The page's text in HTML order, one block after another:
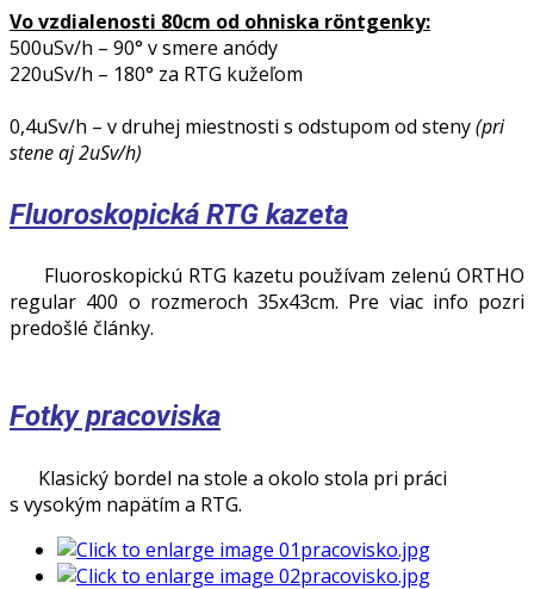
Vo vzdialenosti 80cm od ohniska röntgenky:
500uSv/h – 90° v smere anódy
220uSv/h – 180° za RTG kužeľom
0,4uSv/h – v druhej miestnosti s odstupom od steny(pri
stene aj 2uSv/h)
Fluoroskopická RTG kazeta
Fluoroskopickú RTG kazetu používam zelenú ORTHO
regular 400 o rozmeroch 35x43cm. Pre viac info pozri
predošlé články.
Fotky pracoviska
Klasický bordel na stole a okolo stola pri práci
s vysokým napätím a RTG.